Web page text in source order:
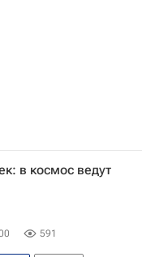
в космос ведут
591